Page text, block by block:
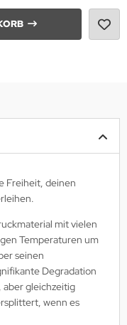
Freiheit, deinen
mit vielen
Temperaturen um
seinen
Degradation
aber gleichzeitig
wenn es